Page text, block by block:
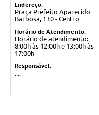
Endereço:
Praça Prefeito Aparecido
Barbosa, 130 - Centro
Horário de Atendimento:
Horário de atendimento:
8:00h às 12:00h e 13:00h às
17:00h
Responsável:
....